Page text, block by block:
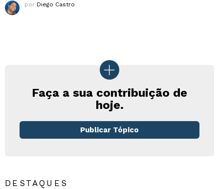
por Diego Castro
Faça a sua contribuição de
hoje.
Publicar Tópico
DESTAQUES